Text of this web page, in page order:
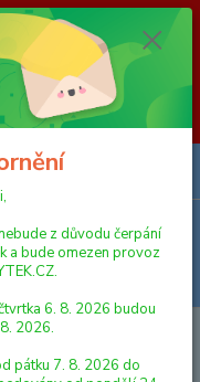
23. 8. 2026 nebude z
a bude omezen
přijaté, nebo
v pátek 7. 8. 2026.
7. 8. 2026 do neděle 23. 8.
24. 8. 2026. Děkujeme za
z důvodu čerpání
a bude omezen provoz
6. 8. 2026 budou
2026.
pátku 7. 8. 2026 do